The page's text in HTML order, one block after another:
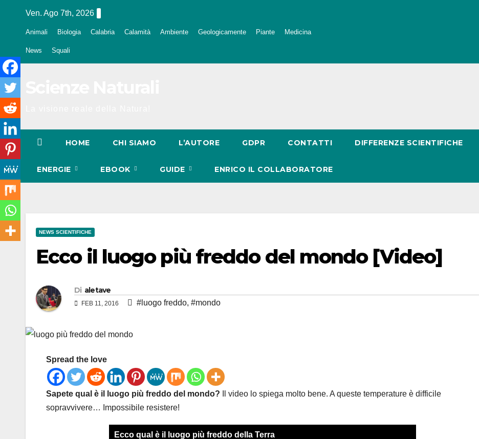
Ven. Ago 7th, 2026
Animali Biologia Calabria Calamità Ambiente Geologicamente Piante Medicina
News Squali
HOME CHI SIAMO L’AUTORE GDPR CONTATTI DIFFERENZE SCIENTIFICHE
ENERGIE EBOOK GUIDE ENRICO IL COLLABORATORE
NEWS SCIENTIFICHE
Ecco il luogo più freddo del mondo [Video]
Di aletave
FEB 11, 2016 #luogo freddo, #mondo
Spread the love
Sapete qual è il luogo più freddo del mondo? Il video lo spiega molto bene. A queste temperature è difficile
sopravvivere… Impossibile resistere!